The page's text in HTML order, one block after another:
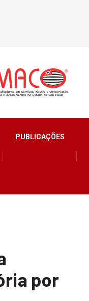
PUBLICAÇÕES
por